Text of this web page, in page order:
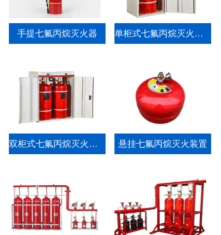
手提七氟丙烷灭火器 单柜式七氟丙烷灭火装置
双柜式七氟丙烷灭火装置 悬挂七氟丙烷灭火装置